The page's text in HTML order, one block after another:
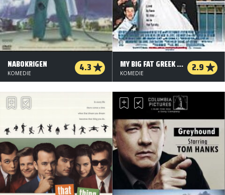
NABOKRIGEN 4.3
KOMEDIE
MY BIG FAT GREEK WEDDING 2.9
KOMEDIE